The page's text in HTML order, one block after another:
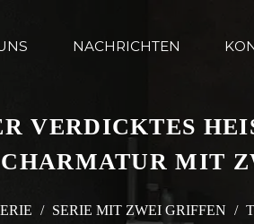
NACHRICHTEN
MIT
/ SERIE MIT ZWEI GRIFFEN /